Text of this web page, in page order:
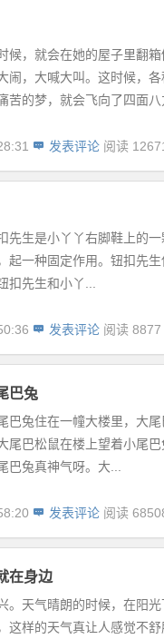
候，就会在她的屋子里翻
闹，大喊大叫。这时候，
苦的梦，就会飞向了四面八
发表评论 阅读
先生是小丫丫右脚鞋上的
起一种固定作用。钮扣先生
先生和小丫...
发表评论 阅读 8877
巴兔
巴兔住在一幢大楼里，大
尾巴松鼠在楼上望着小尾
巴兔真神气呀。大...
发表评论 阅读
在身边
。天气晴朗的时候，在阳
这样的天气真让人感觉不